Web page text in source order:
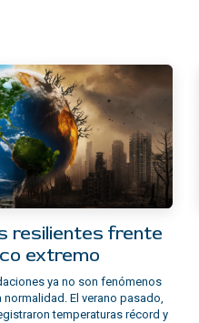
resilientes frente
extremo
ya no son fenómenos
El verano pasado,
temperaturas récord y